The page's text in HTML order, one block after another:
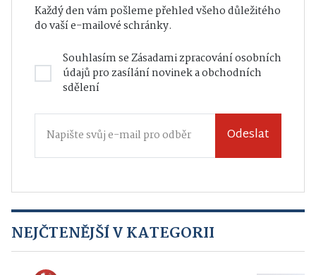
Každý den vám pošleme přehled všeho důležitého
do vaší e-mailové schránky.
Souhlasím seZásadami zpracování osobních
údajůpro zasílání novinek a obchodních
sdělení
Odeslat
NEJČTENĚJŠÍ V KATEGORII